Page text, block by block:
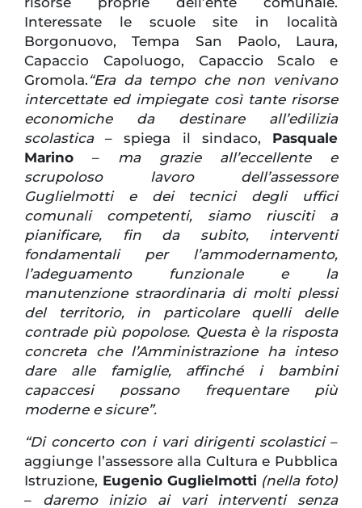
Interessate le scuole site in località
Borgonuovo, Tempa San Paolo, Laura,
Capaccio Capoluogo, Capaccio Scalo e
Gromola. “Era da tempo che non venivano
intercettate ed impiegate così tante risorse
economiche da destinare all’edilizia
scolastica– spiega il sindaco, Pasquale
Marino – ma grazie all’eccellente e
scrupoloso lavoro dell’assessore
Guglielmotti e dei tecnici degli uffici
comunali competenti, siamo riusciti a
pianificare, fin da subito, interventi
fondamentali per l’ammodernamento,
l’adeguamento funzionale e la
manutenzione straordinaria di molti plessi
del territorio, in particolare quelli delle
contrade più popolose. Questa è la risposta
concreta che l’Amministrazione ha inteso
dare alle famiglie, affinché i bambini
capaccesi possano frequentare più
moderne e sicure”.
“Di concerto con i vari dirigenti scolastici–
aggiunge l’assessore alla Cultura e Pubblica
Istruzione, Eugenio Guglielmotti (nella foto)
– daremo inizio ai vari interventi senza